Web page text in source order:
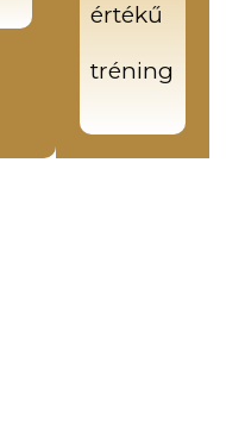
értékű
tréning